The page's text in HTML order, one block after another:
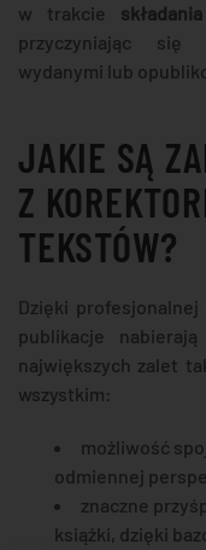
w trakcie
przyczyniając się
wydanymi lub
JAKIE SĄ
Z
TEKSTÓW?
Dzięki profesjonalnej
publikacje
największych zalet
wszystkim:
możliwość
odmiennej
znaczne
książki, dzięki